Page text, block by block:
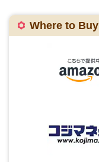
Where to Buy